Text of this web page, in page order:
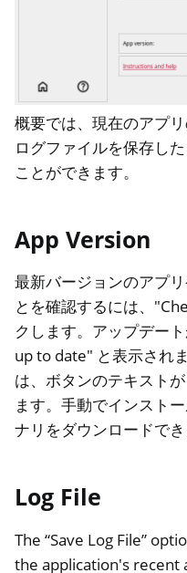
概要では、現在のアプ
ログファイルを保存し
ことができます。
App Version
最新バージョンのアプ
とを確認するには、
クします。アップデー
up to date" と表示され
は、ボタンのテキスト
ます。手動でインスト
ナリをダウンロードでき
Log File
The “Save Log File”
the application's recent